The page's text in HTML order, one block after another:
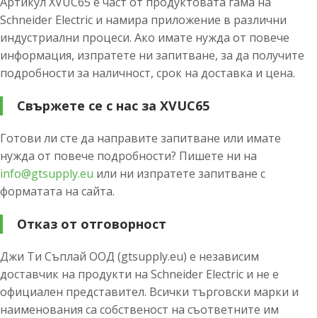
Schneider Electric и намира приложение в различни
индустриални процеси. Ако имате нужда от повече
информация, изпратете ни запитване, за да получите
подробности за наличност, срок на доставка и цена.
Свържете се с нас за XVUC65
Готови ли сте да направите запитване или имате
нужда от повече подробности? Пишете ни на
info@gtsupply.eu или ни изпратете запитване с
форматата на сайта.
Отказ от отговорност
Джи Ти Съплай ООД (gtsupply.eu) е независим
доставчик на продукти на Schneider Electric и не е
официален представител. Всички търговски марки и
наименования са собственост на съответните им